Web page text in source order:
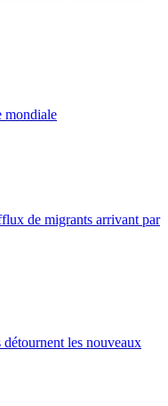
mondiale
de migrants arrivant par
détournent les nouveaux